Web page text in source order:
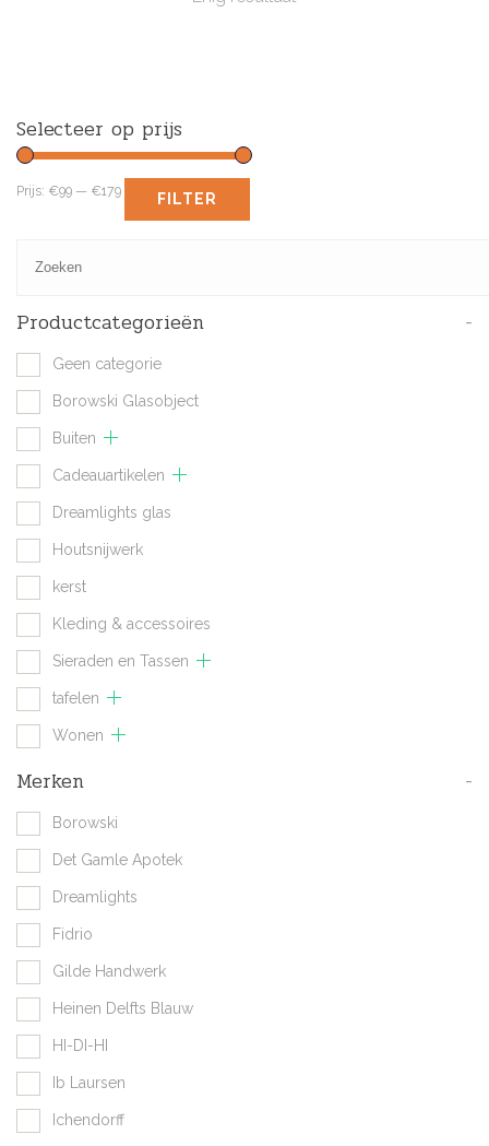
Selecteer op prijs
FILTER
Prijs: €99 — €179
Productcategorieën -
Geen categorie
Borowski Glasobject
Buiten
Cadeauartikelen
Dreamlights glas
Houtsnijwerk
kerst
Kleding & accessoires
Sieraden en Tassen
tafelen
Wonen
Merken -
Borowski
Det Gamle Apotek
Dreamlights
Fidrio
Gilde Handwerk
Heinen Delfts Blauw
HI-DI-HI
Ib Laursen
Ichendorff